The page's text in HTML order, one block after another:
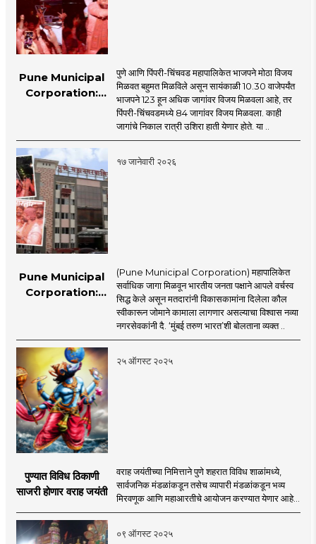
Pune Municipal
Corporation:
विरोधक गारद
पुणे आणि पिंपरी-चिंचवड महापालिकेत भाजपने मोठा विजय
मिळवत बहुमत मिळविले असून सायंकाळी 10.30 वाजेपर्यंत
भाजपने 123 हून अधिक जागांवर विजय मिळवला आहे, तर
पिंपरी-चिंचवडमध्ये 84 जागांवर विजय मिळवला. काही
जागांचे निकाल रात्री उशिरा हाती येणार होते. या ..
१७ जानेवारी २०२६
Pune Municipal
Corporation:
(Pune Municipal Corporation) महापालिकेत
सर्वाधिक जागा मिळवून भारतीय जनता पक्षाने आपले वर्चस्व
सिद्ध केले असून मतदारांनी विकासकामांना दिलेला कौल
स्वीकारून जोमाने कामाला लागणार असल्याचा विश्वास नव्या
नगरसेवकांनी दै. ‌‘मुंबई तरुण भारत‌’शी बोलताना व्यक्त ..
२५ ऑगस्ट २०२५
पुण्यात विविध ठिकाणी
साजरी होणार वराह जयंती
वराह जयंतीच्या निमित्ताने पुणे शहरात विविध शाळांमध्ये,
सार्वजनिक मंडळांकडून तसेच व्यापारी मंडळांकडून भव्य
मिरवणूक आणि महाआरतीचे आयोजन करण्यात येणार आहे...
०९ ऑगस्ट २०२५